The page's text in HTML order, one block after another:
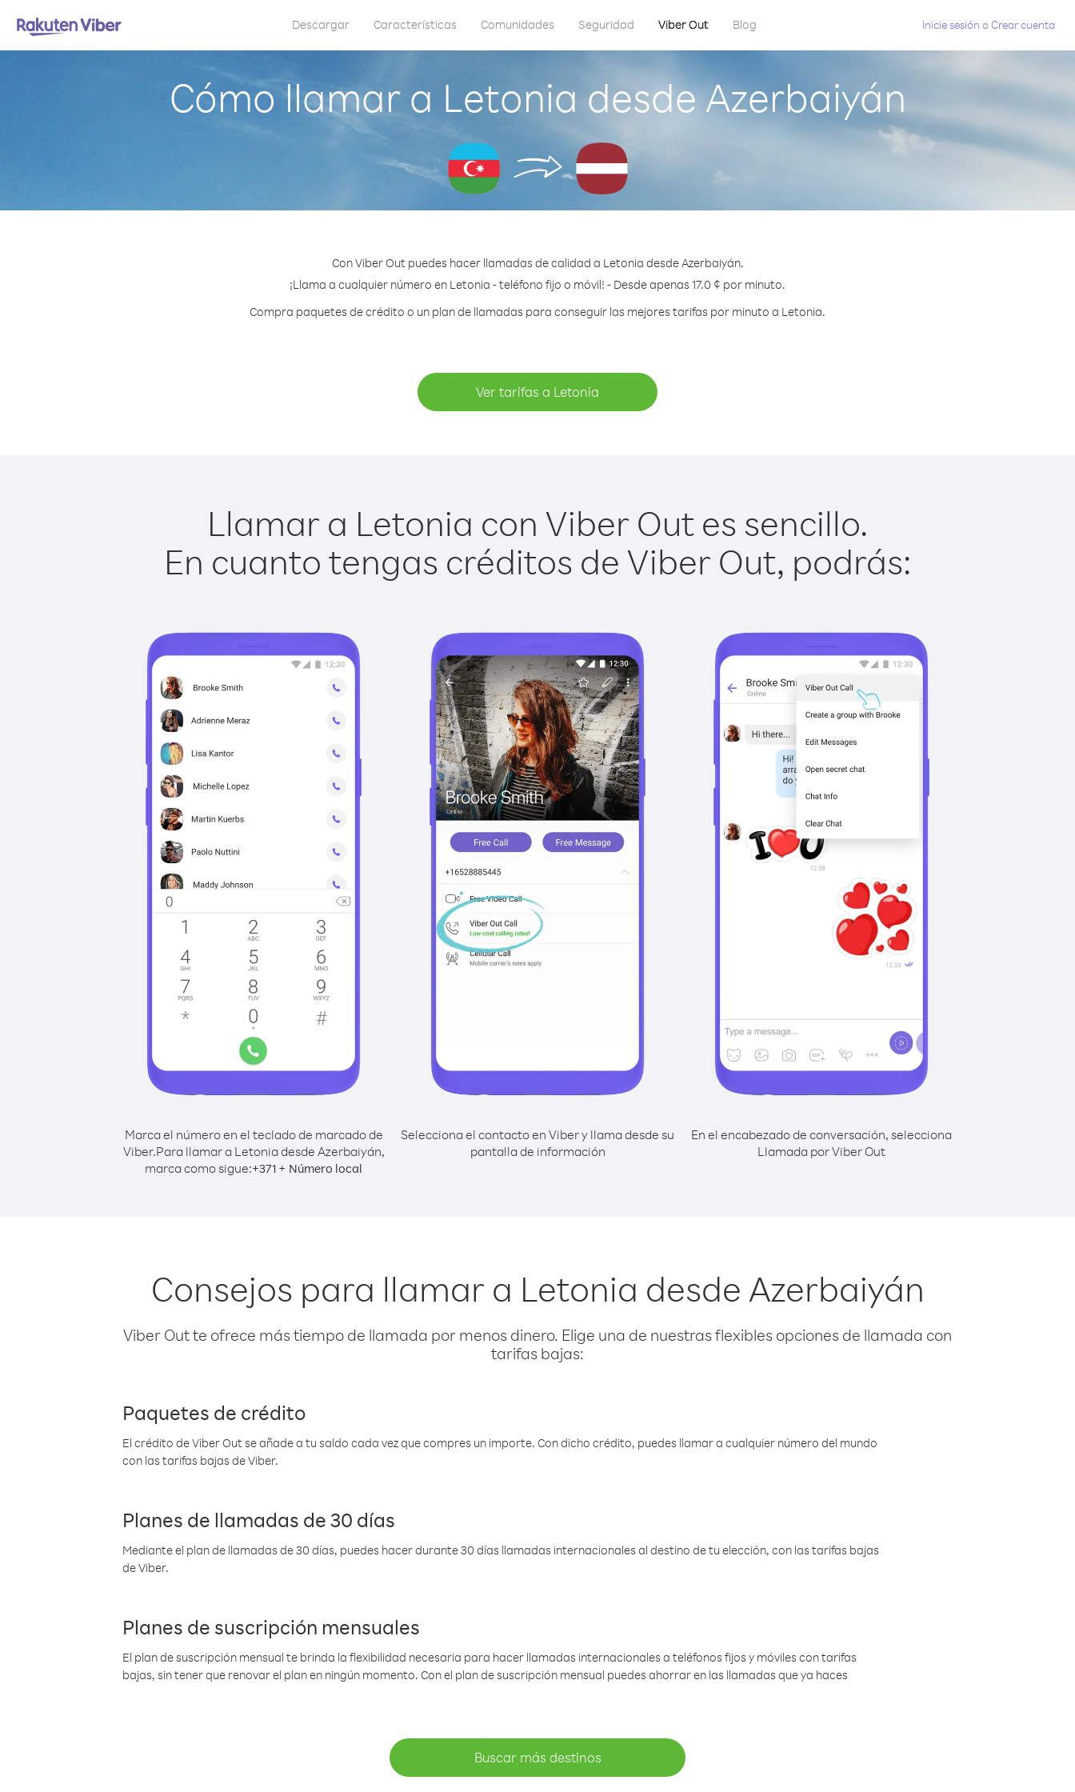
Descargar Características Comunidades Seguridad Viber Out Blog Inicie sesión oCrear cuenta
Cómo llamar a Letonia desde Azerbaiyán
Con Viber Out puedes hacer llamadas de calidad a Letonia desde Azerbaiyán.
¡Llama a cualquier número en Letonia - teléfono fijo o móvil! - Desde apenas 17.0 ¢ por minuto.
Compra paquetes de crédito o un plan de llamadas para conseguir las mejores tarifas por minuto a Letonia.
Ver tarifas a Letonia
Llamar a Letonia con Viber Out es sencillo.
En cuanto tengas créditos de Viber Out, podrás:
Marca el número en el teclado de marcado de
Viber.Para llamar a Letonia desde Azerbaiyán,
marca como sigue:+371 + Número local
Selecciona el contacto en Viber y llama desde su
pantalla de información
En el encabezado de conversación, selecciona
Llamada por Viber Out
Consejos para llamar a Letonia desde Azerbaiyán
Viber Out te ofrece más tiempo de llamada por menos dinero. Elige una de nuestras flexibles opciones de llamada con
tarifas bajas:
Paquetes de crédito
El crédito de Viber Out se añade a tu saldo cada vez que compres un importe. Con dicho crédito, puedes llamar a cualquier número del mundo
con las tarifas bajas de Viber.
Planes de llamadas de 30 días
Mediante el plan de llamadas de 30 días, puedes hacer durante 30 días llamadas internacionales al destino de tu elección, con las tarifas bajas
de Viber.
Planes de suscripción mensuales
El plan de suscripción mensual te brinda la flexibilidad necesaria para hacer llamadas internacionales a teléfonos fijos y móviles con tarifas
bajas, sin tener que renovar el plan en ningún momento. Con el plan de suscripción mensual puedes ahorrar en las llamadas que ya haces
Buscar más destinos